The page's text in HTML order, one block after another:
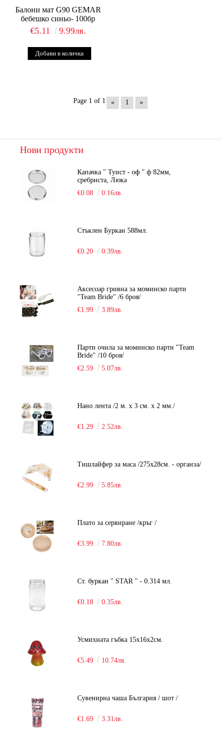
Балони мат G90 GEMAR
бебешко синьо- 100бр
€5.11 9.99лв.
Page 1 of 1 « 1 »
Нови продукти
Капачка " Туист - оф " ф 82мм,
сребриста, Люка
€0.08
0.16лв.
Стъклен Буркан 588мл.
€0.20 0.39лв.
Аксесоар гривна за моминско парти
"Team Bride" /6 броя/
€1.99
3.89лв.
Парти очила за моминско парти "Team
Bride" /10 броя/
€2.59
5.07лв.
Нано лента /2 м. х 3 см. х 2 мм./
€1.29 2.52лв.
Тишлайфер за маса /275х28см. - органза/
€2.99 5.85лв.
Плато за сервиране /кръг /
€3.99 7.80лв.
Ст. буркан " STAR " - 0.314 мл.
€0.18 0.35лв.
Усмихната гъбка 15х16х2см.
€5.49 10.74лв.
Сувенирна чаша България / шот /
€1.69 3.31лв.